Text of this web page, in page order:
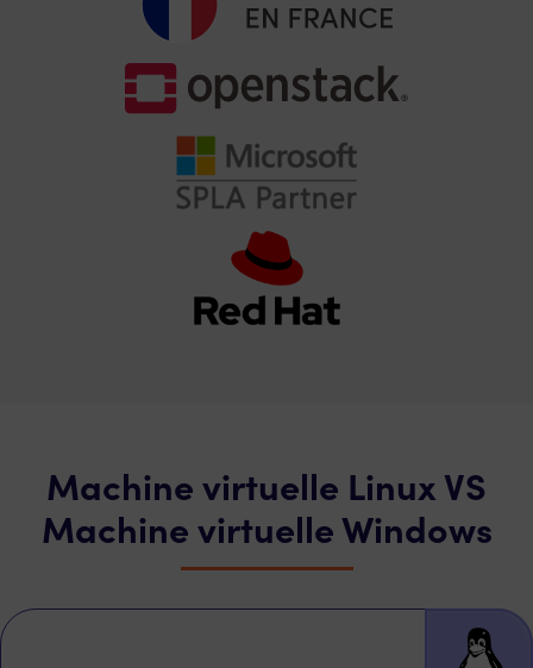
Machine virtuelle Linux VS
Machine virtuelle Windows